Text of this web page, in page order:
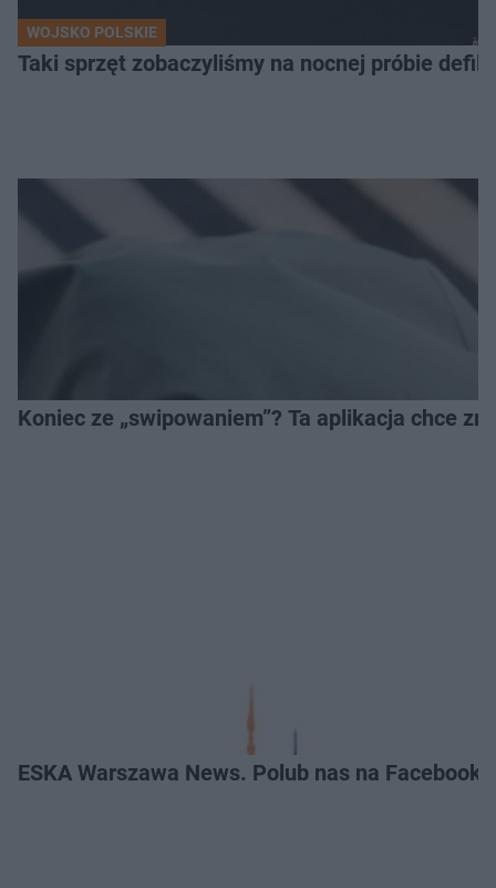
WOJSKO POLSKIE
Taki sprzęt zobaczyliśmy na nocnej próbie
Koniec ze „swipowaniem”? Ta aplikacja chce
ESKA Warszawa News. Polub nas na